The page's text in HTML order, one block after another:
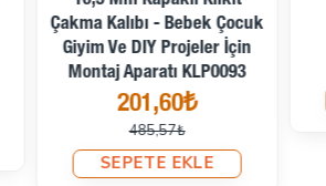
Çakma Kalıbı KLP00105SDF
201,60₺
485,57₺
SEPETE EKLE